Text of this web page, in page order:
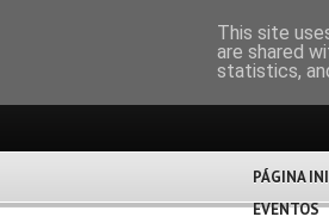
PÁGINA
EVENTOS
This site
are shared
statistics,